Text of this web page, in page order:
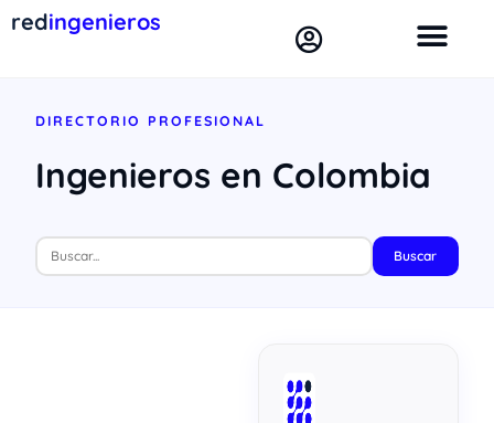
redingenieros
DIRECTORIO PROFESIONAL
Ingenieros en Colombia
Buscar